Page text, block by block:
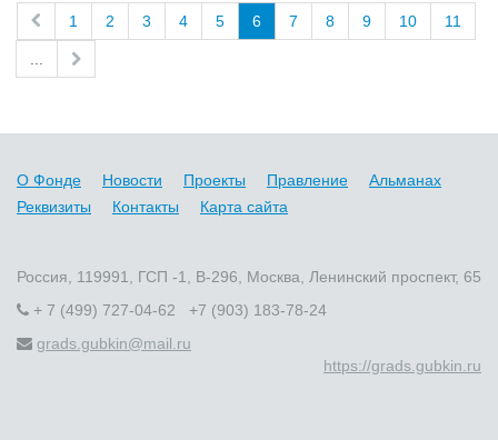
1 2 3 4 5 6 7 8 9 10 11
О Фонде Новости Проекты Правление
Альманах
Реквизиты
Контакты Карта сайта
Россия, 119991, ГСП -1, В-296, Москва, Ленинский проспект, 65
+ 7 (499) 727-04-62 +7 (903) 183-78-24
grads.gubkin@mail.ru
https://grads.gubkin.ru